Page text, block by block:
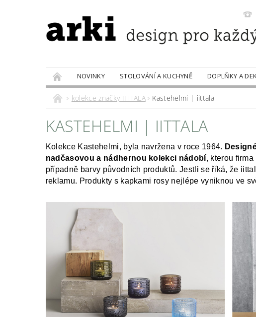
NOVINKY STOLOVÁNÍ A KUCHYNĚ DOPLŇKY A
PRODÁVANÉ ZNAČKY
DOBROTY
kolekce značky IITTALA Kastehelmi | iittala
KASTEHELMI | IITTALA
Kolekce Kastehelmi, byla navržena v roce 1964.
nadčasovou a nádhernou kolekci nádobí, kterou
případně barvy původních produktů. Jestli se říká, že
reklamu. Produkty s kapkami rosy nejlépe vyniknou ve